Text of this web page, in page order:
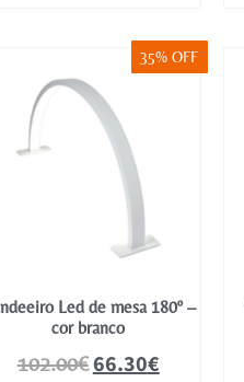
35% OFF
Led de mesa 180º –
cor branco
102.00€66.30€